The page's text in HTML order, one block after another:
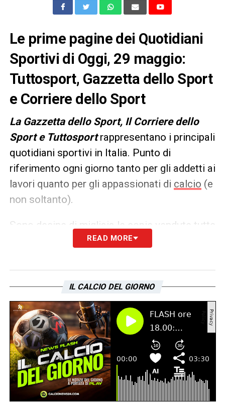
Le prime pagine dei Quotidiani
Sportivi di Oggi, 29 maggio:
Tuttosport, Gazzetta dello Sport
e Corriere dello Sport
La Gazzetta dello Sport, Il Corriere dello
Sport e Tuttosportrappresentano i principali
quotidiani sportivi in Italia. Punto di
riferimento ogni giorno tanto per gli addetti ai
lavori quanto per gli appassionati di calcio (e
non soltanto).
Sono decine di migliaia le copie vendute tutte
le mattine in edicola, ma un’anteprima dei
già dalla sera precedente. Ecco, allora, le
prime pagine deiQuotidiani Sportividioggi
in edicola:
READ MORE
IL CALCIO DEL GIORNO